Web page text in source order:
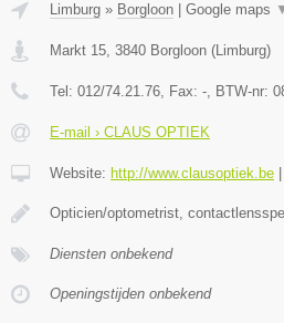
Limburg » Borgloon Google maps
Markt 15, 3840 Borgloon (Limburg)
Tel: 012/74.21.76, Fax: -, BTW-nr:
E-mail › CLAUS OPTIEK
Website: http://www.clausoptiek.be
Opticien/optometrist,
Diensten onbekend
Openingstijden onbekend